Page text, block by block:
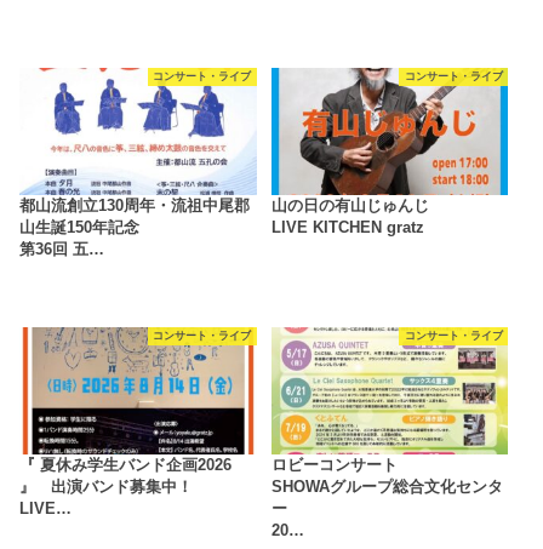
コンサート・ライブ
都山流創立130周年・流祖中尾郡
山生誕150年記念
第36回 五…
コンサート・ライブ
山の日の有山じゅんじ
LIVE KITCHEN gratz
コンサート・ライブ
『 夏休み学生バンド企画2026
』 出演バンド募集中！
LIVE…
コンサート・ライブ
ロビーコンサート
SHOWAグループ総合文化センタ
ー
20…